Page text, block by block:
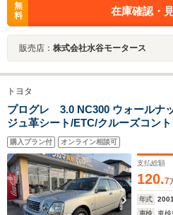
無
料
在庫確認・
販売店： 株式会社水谷モータース
トヨタ
プログレ 3.0 NC300 ウォールナ
ジュ革シート/ETC/クルーズコン
購入プラン付 オンライン相談可
支払総額
120.7
年式
車検
車検